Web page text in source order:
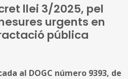
llei 3/2025, pel
urgents en
pública
al DOGC número 9393, de